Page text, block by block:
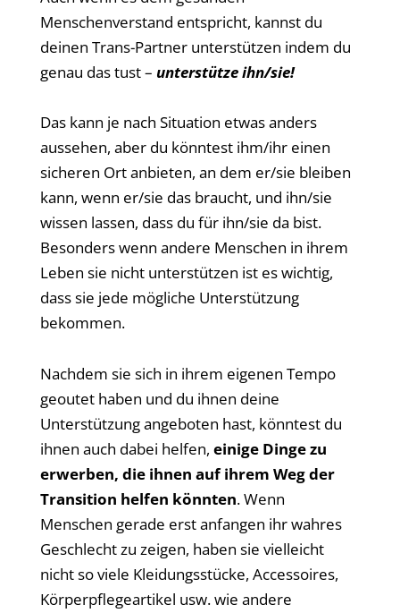
Menschenverstand entspricht, kannst du
deinen Trans-Partner unterstützen indem du
genau das tust – unterstütze ihn/sie!
Das kann je nach Situation etwas anders
aussehen, aber du könntest ihm/ihr einen
sicheren Ort anbieten, an dem er/sie bleiben
kann, wenn er/sie das braucht, und ihn/sie
wissen lassen, dass du für ihn/sie da bist.
Besonders wenn andere Menschen in ihrem
Leben sie nicht unterstützen ist es wichtig,
dass sie jede mögliche Unterstützung
bekommen.
Nachdem sie sich in ihrem eigenen Tempo
geoutet haben und du ihnen deine
Unterstützung angeboten hast, könntest du
ihnen auch dabei helfen, einige Dinge zu
erwerben, die ihnen auf ihrem Weg der
Transition helfen könnten. Wenn
Menschen gerade erst anfangen ihr wahres
Geschlecht zu zeigen, haben sie vielleicht
nicht so viele Kleidungsstücke, Accessoires,
Körperpflegeartikel usw. wie andere